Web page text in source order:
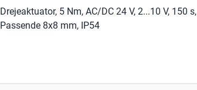
Drejeaktuator, 5 Nm, AC/DC 24 V, 2...10 V, 150 s,
Passende 8x8 mm, IP54